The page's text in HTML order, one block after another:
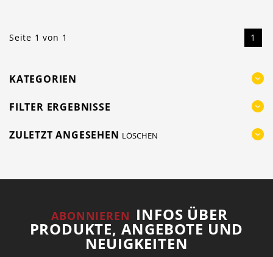
Seite 1 von 1 1
KATEGORIEN
FILTER ERGEBNISSE
ZULETZT ANGESEHEN LÖSCHEN
ABONNIEREN INFOS ÜBER
PRODUKTE, ANGEBOTE UND
NEUIGKEITEN